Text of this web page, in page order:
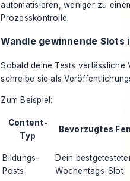
automatisieren, weniger zu
Prozesskontrolle.
Wandle gewinnende Slots
Sobald deine Tests
schreibe sie als
Zum Beispiel:
Content-
Typ
Bevorzugtes
Bildungs-
Posts
Dein
Wochentags-Slot